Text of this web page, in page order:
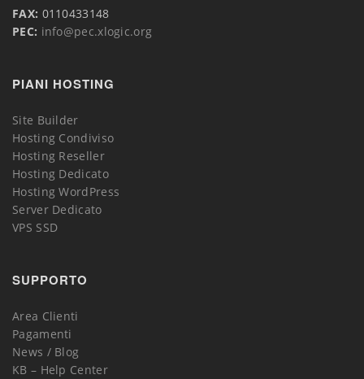
FAX: 0110433148
PEC: info@pec.xlogic.org
PIANI HOSTING
Site Builder
Hosting Condiviso
Hosting Reseller
Hosting Dedicato
Hosting WordPress
Server Dedicato
VPS SSD
SUPPORTO
Area Clienti
Pagamenti
News / Blog
KB – Help Center